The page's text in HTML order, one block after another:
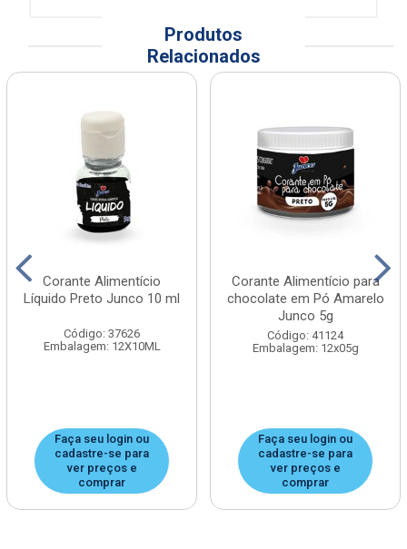
Produtos
Relacionados
Corante Alimentício
Líquido Preto Junco 10 ml
Código: 37626
Embalagem: 12X10ML
Faça seu login ou
cadastre-se para
ver preços e
comprar
Corante Alimentício para
chocolate em Pó Amarelo
Junco 5g
Código: 41124
Embalagem: 12x05g
Faça seu login ou
cadastre-se para
ver preços e
comprar